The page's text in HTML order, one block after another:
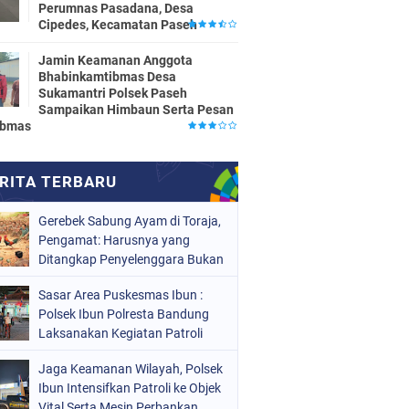
Perumnas Pasadana, Desa
Cipedes, Kecamatan Paseh
Jamin Keamanan Anggota
Bhabinkamtibmas Desa
Sukamantri Polsek Paseh
Sampaikan Himbaun Serta Pesan
Gerebek Sabung Ayam di Toraja,
Pengamat: Harusnya yang
Ditangkap Penyelenggara Bukan
Sasar Area Puskesmas Ibun :
Polsek Ibun Polresta Bandung
Laksanakan Kegiatan Patroli
Jaga Keamanan Wilayah, Polsek
Ibun Intensifkan Patroli ke Objek